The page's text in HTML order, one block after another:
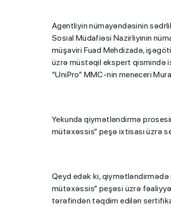
Agentliyin nümayəndəsinin
Sosial Müdafiəsi Nazirliyinin
müşaviri Fuad Mehdizadə,
üzrə müstəqil ekspert qismində
“UniPro” MMC-nin meneceri
Yekunda qiymətləndirmə
mütəxəssis” peşə ixtisası üzrə
Qeyd edək ki,
mütəxəssis” peşəsi üzrə
tərəfindən təqdim edilən